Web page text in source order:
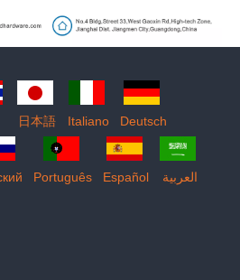
日本語 Italiano Deutsch
Português Español العربية